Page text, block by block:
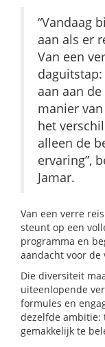
“Vandaag
aan als er
Van een
aan aan
manier
het
alleen de
ervaring”,
Jamar.
Van een verre
steunt op een
programma en
aandacht voor
Die diversiteit
uiteenlopende
formules en
dezelfde ambitie:
gemakkelijk te